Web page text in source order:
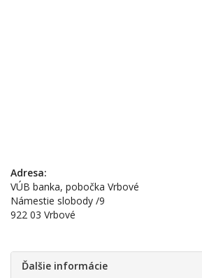
Adresa:
VÚB banka, pobočka Vrbové
Námestie slobody /9
922 03 Vrbové
Ďalšie informácie